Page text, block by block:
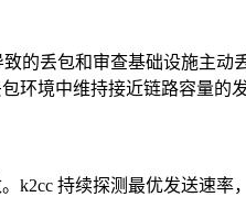
致的丢包和审查基础设施主
环境中维持接近链路容量的发
k2cc 持续探测最优发送速率